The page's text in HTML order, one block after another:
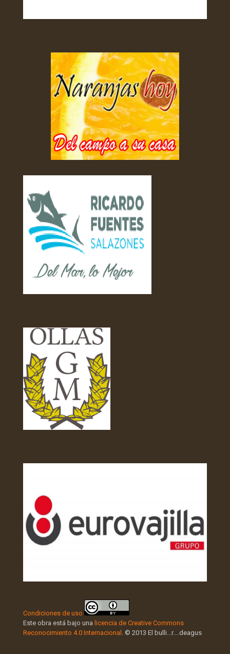
Condiciones de uso
Este obra está bajo una licencia de Creative Commons
Reconocimiento 4.0 Internacional
. © 2013 El bulli...r....deagus